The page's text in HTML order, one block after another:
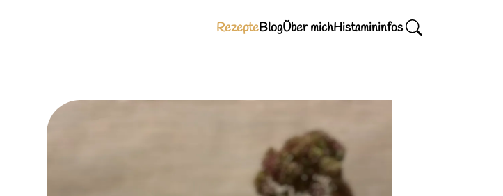
RezepteBlogÜber michHistamininfos